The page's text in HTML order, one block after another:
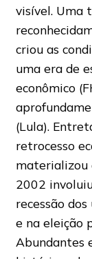
visível. Uma
criou as
uma era de
econômico
(Lula).
retrocesso
materializou
2002
recessão
e na eleição
Abundantes